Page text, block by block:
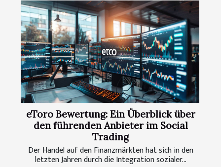
eToro Bewertung: Ein Überblick über
den führenden Anbieter im Social
Trading
Der Handel auf den Finanzmärkten hat sich in den
letzten Jahren durch die Integration sozialer...